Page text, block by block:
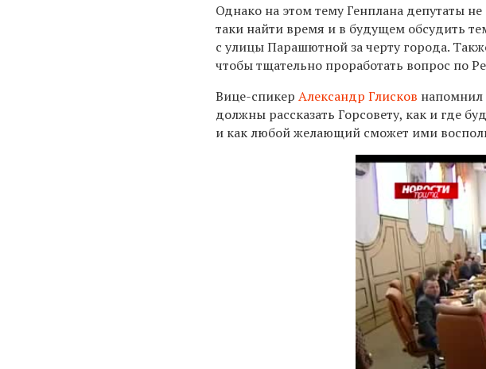
Однако на этом тему Генплана депутаты
таки найти время и в будущем обсудить
с улицы Парашютной за черту города.
чтобы тщательно проработать вопрос по
Вице-спикерАлександр Глисков
должны рассказать Горсовету, как и где
и как любой желающий сможет ими